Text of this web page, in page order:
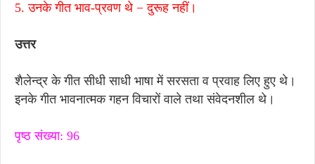
5. उनके गीत भाव-प्रवण थे − दुरूह नहीं।
उत्तर
शैलेन्द्र के गीत सीधी साधी भाषा में सरसता व प्रवाह लिए हुए थे।
इनके गीत भावनात्मक गहन विचारों वाले तथा संवेदनशील थे।
पृष्ठ संख्या: 96